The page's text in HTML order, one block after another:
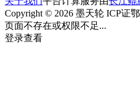
Copyright © 2026 墨天轮 ICP证
页面不存在或权限不足...
登录查看